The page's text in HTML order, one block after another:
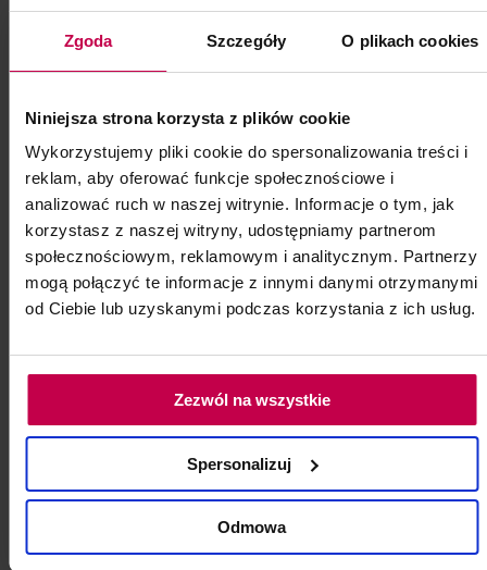
Zgoda Szczegóły O plikach cookies
Niniejsza strona korzysta z plików cookie
Wykorzystujemy pliki cookie do spersonalizowania treści i
reklam, aby oferować funkcje społecznościowe i
analizować ruch w naszej witrynie. Informacje o tym, jak
korzystasz z naszej witryny, udostępniamy partnerom
społecznościowym, reklamowym i analitycznym. Partnerzy
mogą połączyć te informacje z innymi danymi otrzymanymi
od Ciebie lub uzyskanymi podczas korzystania z ich usług.
Zezwól na wszystkie
Spersonalizuj
Odmowa
PROMOCJA
rzęs 1 szt.
Holder na rękę do przedłużania rzęs
Kod: 6861
Poj: ml
19, -1, - zł